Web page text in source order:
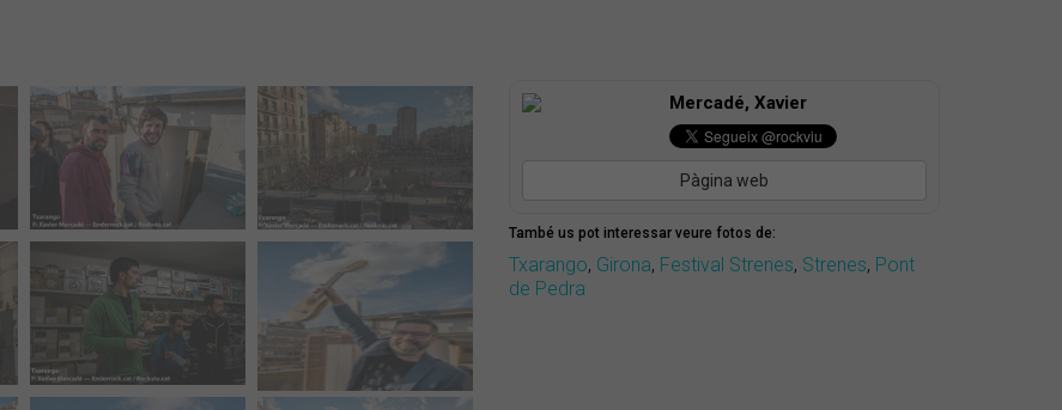
Mercadé, Xavier
Pàgina web
També us pot interessar veure fotos de:
Txarango, Girona, Festival Strenes, Strenes, Pont
de Pedra